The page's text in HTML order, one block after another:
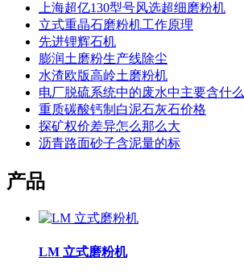
上海超亿130型号风选超细磨粉机
立式重晶石磨粉机工作原理
先进锂辉石机
膨润土磨粉生产线除尘
水渣欧版高岭土磨粉机
电厂脱硫系统中的废水中主要含什么
重质碳酸钙制白泥石灰石价格
探矿权价差异怎么那么大
沥青路面砂子含泥量的标
产品
LM 立式磨粉机